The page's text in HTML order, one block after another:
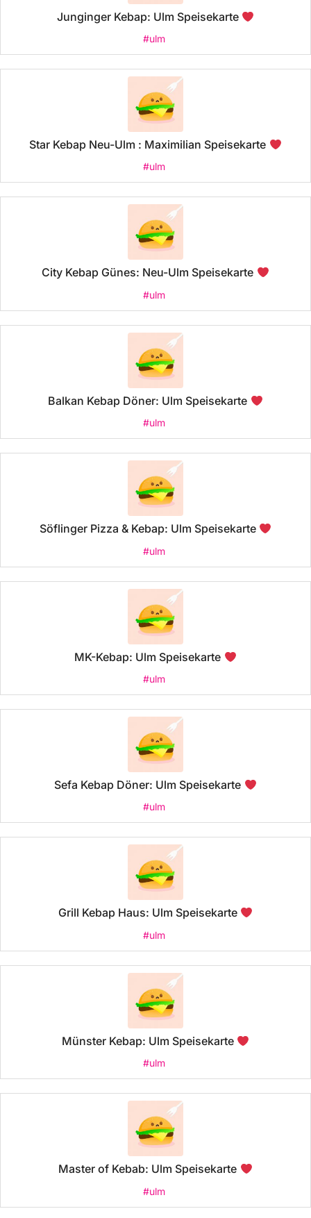
Junginger Kebap: Ulm Speisekarte
#ulm
Star Kebap Neu-Ulm : Maximilian Speisekarte
#ulm
City Kebap Günes: Neu-Ulm Speisekarte
#ulm
Balkan Kebap Döner: Ulm Speisekarte
#ulm
Söflinger Pizza & Kebap: Ulm Speisekarte
#ulm
MK-Kebap: Ulm Speisekarte
#ulm
Sefa Kebap Döner: Ulm Speisekarte
#ulm
Grill Kebap Haus: Ulm Speisekarte
#ulm
Münster Kebap: Ulm Speisekarte
#ulm
Master of Kebab: Ulm Speisekarte
#ulm